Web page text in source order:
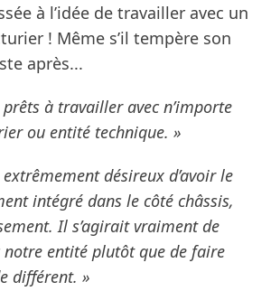
à l’idée de travailler avec un
! Même s’il tempère son
après...
à travailler avec n’importe
ou entité technique. »
désireux d’avoir le
intégré dans le côté châssis,
Il s’agirait vraiment de
notre entité plutôt que de faire
différent. »